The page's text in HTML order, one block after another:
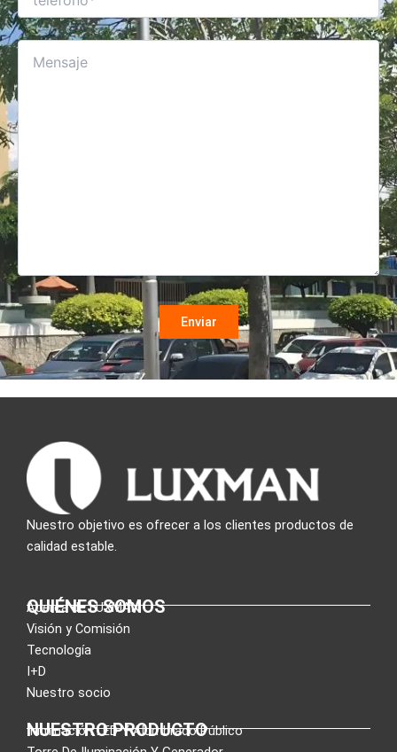
Nuestro objetivo es ofrecer a los clientes productos de
calidad estable.
QUIÉNES SOMOS
Acerca de LUXMAN
Visión y Comisión
Tecnología
I+D
Nuestro socio
NUESTRO PRODUCTO
Iluminación LED Y Alumbrado Público